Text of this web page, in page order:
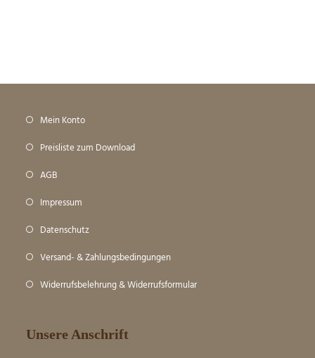
Mein Konto
Preisliste zum Download
AGB
Impressum
Datenschutz
Versand- & Zahlungsbedingungen
Widerrufsbelehrung & Widerrufsformular
Unsere Anschrift